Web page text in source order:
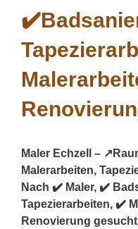
Maler Echzell –
Malerarbeiten,
Nach ✔️ Maler, ✔️
Tapezierarbeiten, ✔️
Renovierung